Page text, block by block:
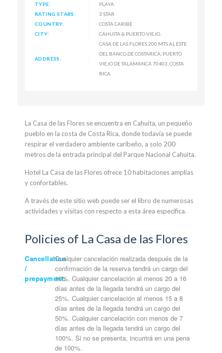
TYPE:
PLAYA
RATING STARS:
3 STAR
COUNTRY:
COSTA CARIBE
CITY:
CAHUITA & PUERTO VIEJO.
ADDRESS:
CASA DE LAS FLORES 200 MTS AL ESTE
DEL BANCO DE COSTARICA, PUERTO
VIEJO DE TALAMANCA 70403, COSTA
RICA
La Casa de las Flores se encuentra en Cahuita, un pequeño
pueblo en la costa de Costa Rica, donde todavía se puede
respirar el verdadero ambiente caribeño, a solo 200
metros de la entrada principal del Parque Nacional Cahuita.
Hotel La Casa de las Flores ofrece 10 habitaciones amplias
y confortables.
A través de este sitio web puede ser el libro de numerosas
actividades y visitas con respecto a esta área específica.
Policies of La Casa de las Flores
Cancellation
/
prepayment:
Cualquier cancelación realizada después de la
confirmación de la reserva tendrá un cargo del
10%. Cualquier cancelación al menos 20 a 16
días antes de la llegada tendrá un cargo del
25%. Cualquier cancelación al menos 15 a 8
días antes de la llegada tendrá un cargo del
50%. Cualquier cancelación con menos de 7
días antes de la llegada tendrá un cargo del
100%. Si no se presenta, incurrirá en una pena
de 100%.